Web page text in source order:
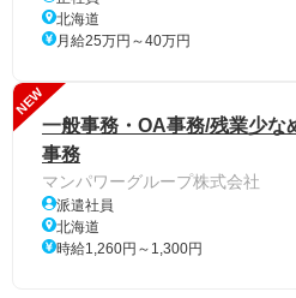
北海道
月給25万円～40万円
NEW
一般事務・OA事務/残業少な
事務
マンパワーグループ株式会社
派遣社員
北海道
時給1,260円～1,300円